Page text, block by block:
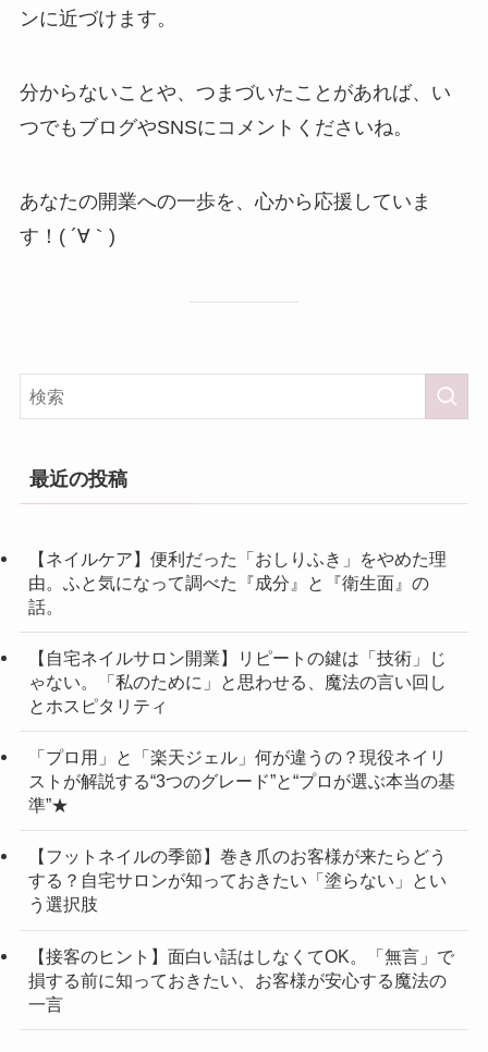
ンに近づけます。
分からないことや、つまづいたことがあれば、い
つでもブログやSNSにコメントくださいね。
あなたの開業への一歩を、心から応援していま
す！( ´∀｀)
最近の投稿
【ネイルケア】便利だった「おしりふき」をやめた理
由。ふと気になって調べた『成分』と『衛生面』の
話。
【自宅ネイルサロン開業】リピートの鍵は「技術」じ
ゃない。「私のために」と思わせる、魔法の言い回し
とホスピタリティ
「プロ用」と「楽天ジェル」何が違うの？現役ネイリ
ストが解説する“3つのグレード”と“プロが選ぶ本当の基
準”★
【フットネイルの季節】巻き爪のお客様が来たらどう
する？自宅サロンが知っておきたい「塗らない」とい
う選択肢
【接客のヒント】面白い話はしなくてOK。「無言」で
損する前に知っておきたい、お客様が安心する魔法の
一言